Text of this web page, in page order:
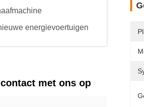
energievoertuigen
met ons op